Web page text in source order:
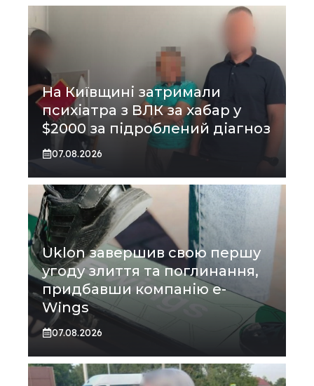
На Київщині затримали
психіатра з ВЛК за хабар у
$2000 за підроблений діагноз
07.08.2026
Uklon завершив свою першу
угоду злиття та поглинання,
придбавши компанію e-
Wings
07.08.2026